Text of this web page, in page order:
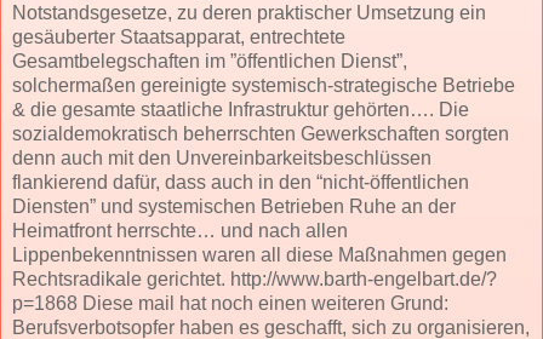
Notstandsgesetze, zu deren praktischer Umsetzung ein
gesäuberter Staatsapparat, entrechtete
Gesamtbelegschaften im ”öffentlichen Dienst”,
solchermaßen gereinigte systemisch-strategische Betriebe
& die gesamte staatliche Infrastruktur gehörten…. Die
sozialdemokratisch beherrschten Gewerkschaften sorgten
denn auch mit den Unvereinbarkeitsbeschlüssen
flankierend dafür, dass auch in den “nicht-öffentlichen
Diensten” und systemischen Betrieben Ruhe an der
Heimatfront herrschte… und nach allen
Lippenbekenntnissen waren all diese Maßnahmen gegen
Rechtsradikale gerichtet. http://www.barth-engelbart.de/?
p=1868 Diese mail hat noch einen weiteren Grund:
Berufsverbotsopfer haben es geschafft, sich zu organisieren,